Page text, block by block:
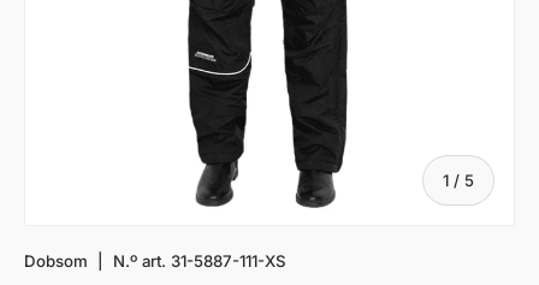
1 / De
5
Dobsom N.º art. 31-5887-111-XS